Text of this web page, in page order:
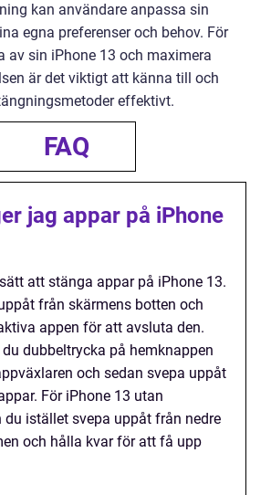
kan användare anpassa sin
egna preferenser och behov. För
av sin iPhone 13 och maximera
är det viktigt att känna till och
effektivt.
FAQ
jag appar på iPhone
att stänga appar på iPhone 13.
från skärmens botten och
appen för att avsluta den.
dubbeltrycka på hemknappen
och sedan svepa uppåt
För iPhone 13 utan
du istället svepa uppåt från nedre
och hålla kvar för att få upp